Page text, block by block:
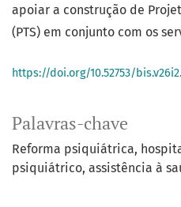
Palavras-chave
Reforma psiquiátrica
psiquiátrico assistência à
apoiar a construção de
(PTS) em conjunto com os
https://doi.org/10.52753/